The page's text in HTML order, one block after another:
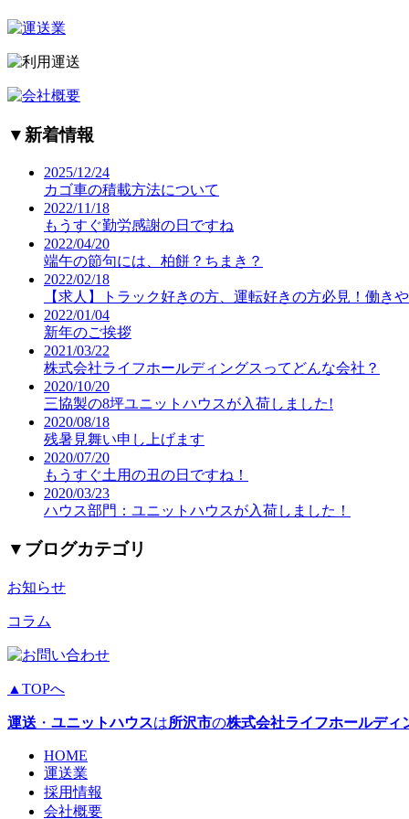
▼ 新着情報
2025/12/24
カゴ車の積載方法について
2022/11/18
もうすぐ勤労感謝の日ですね
2022/04/20
端午の節句には、柏餅？ちまき？
2022/02/18
【求人】トラック好きの方、運転好きの方必見！働き
2022/01/04
新年のご挨拶
2021/03/22
株式会社ライフホールディングスってどんな会社？
2020/10/20
三協製の8坪ユニットハウスが入荷しました!
2020/08/18
残暑見舞い申し上げます
2020/07/20
もうすぐ土用の丑の日ですね！
2020/03/23
ハウス部門：ユニットハウスが入荷しました！
▼ ブログカテゴリ
お知らせ
コラム
▲TOPへ
運送 ・ ユニットハウスは所沢市の株式会社ライフホールディ
HOME
運送業
採用情報
会社概要